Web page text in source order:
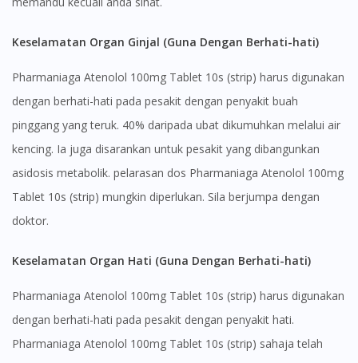
Keselamatan Organ Ginjal (Guna Dengan Berhati-hati)
Pharmaniaga Atenolol 100mg Tablet 10s (strip) harus digunakan
dengan berhati-hati pada pesakit dengan penyakit buah
pinggang yang teruk. 40% daripada ubat dikumuhkan melalui air
kencing. Ia juga disarankan untuk pesakit yang dibangunkan
asidosis metabolik. pelarasan dos Pharmaniaga Atenolol 100mg
Tablet 10s (strip) mungkin diperlukan. Sila berjumpa dengan
doktor.
Keselamatan Organ Hati (Guna Dengan Berhati-hati)
Pharmaniaga Atenolol 100mg Tablet 10s (strip) harus digunakan
dengan berhati-hati pada pesakit dengan penyakit hati.
Pharmaniaga Atenolol 100mg Tablet 10s (strip) sahaja telah